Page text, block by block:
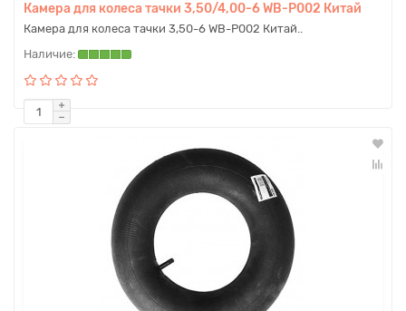
Камера для колеса тачки 3,50/4,00-6 WB-P002 Китай
Камера для колеса тачки 3,50-6 WB-P002 Китай..